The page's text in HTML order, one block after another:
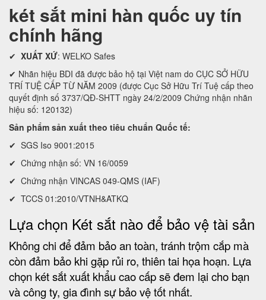
két sắt mini hàn quốc uy tín
chính hãng
✔ XUẤT XỨ: WELKO Safes
✔ Nhãn hiệu BDI đã được bảo hộ tại Việt nam do CỤC SỞ HỮU
TRÍ TUỆ CẤP TỪ NĂM 2009 (được Cục Sở Hữu Trí Tuệ cấp theo
quyết định số 3737/QĐ-SHTT ngày 24/2/2009 Chứng nhận nhãn
hiệu số: 120132)
Sản phẩm sản xuất theo tiêu chuẩn Quốc tế:
✔ SGS Iso 9001:2015
✔ Chứng nhận số: VN 16/0059
✔ Chứng nhận VINCAS 049-QMS (IAF)
✔ TCCS 01:2010/VTNH&ATKQ
Lựa chọn Két sắt nào để bảo vệ tài sản
Không chi để đảm bảo an toàn, tránh trộm cắp mà
còn đảm bảo khi gặp rủi ro, thiên tai họa hoạn. Lựa
chọn két sắt xuất khẩu cao cấp sẽ đem lại cho bạn
và công ty, gia đình sự bảo vệ tốt nhất.